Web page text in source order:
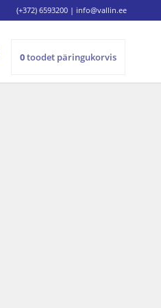
(+372) 6593200 | info@vallin.ee
0toodet päringukorvis